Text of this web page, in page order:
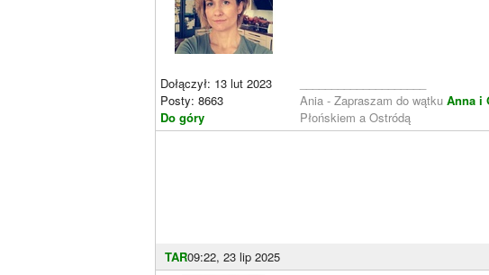
Dołączył: 13 lut 2023
Posty: 8663
Do góry
Ania - Zapraszam do wątku Anna i
Płońskiem a Ostródą
TAR09:22, 23 lip 2025